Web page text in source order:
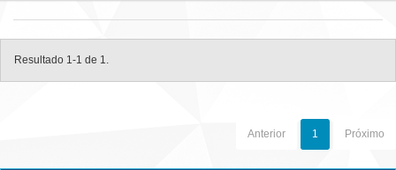
Resultado 1-1 de 1.
Anterior 1 Próximo